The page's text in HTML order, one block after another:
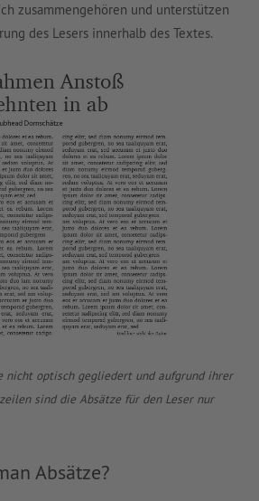
zusammengehören und unterstützen
des Lesers innerhalb des Textes.
nicht optisch gegliedert und aufgrund ihrer
sind die Absätze für den Leser nur
Absätze?